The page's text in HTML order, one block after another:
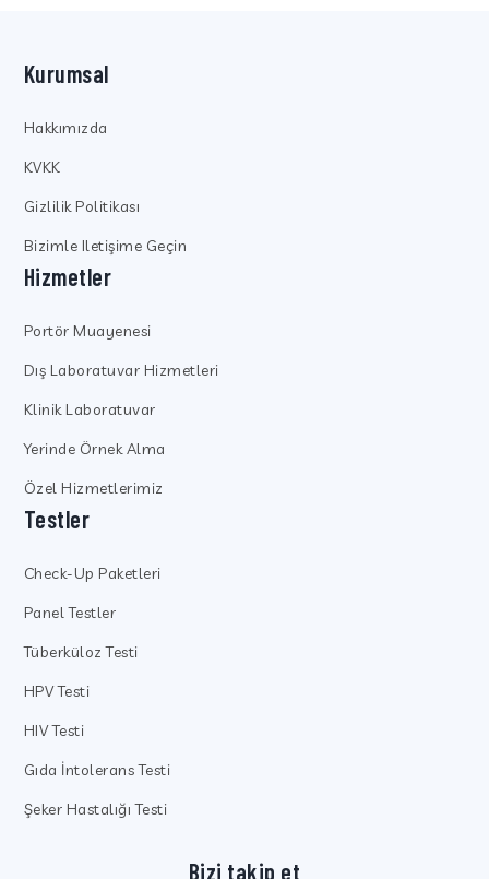
Kurumsal
Hakkımızda
KVKK
Gizlilik Politikası
Bizimle Iletişime Geçin
Hizmetler
Portör Muayenesi
Dış Laboratuvar Hizmetleri
Klinik Laboratuvar
Yerinde Örnek Alma
Özel Hizmetlerimiz
Testler
Check-Up Paketleri
Panel Testler
Tüberküloz Testi
HPV Testi
HIV Testi
Gıda İntolerans Testi
Şeker Hastalığı Testi
Bizi takip et